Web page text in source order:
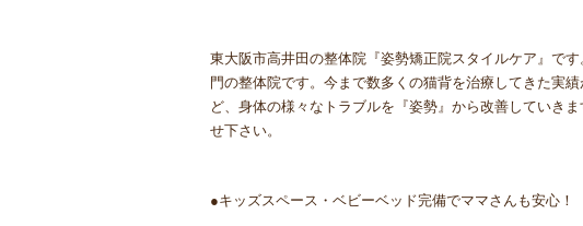
東大阪市高井田の整体院『姿勢矯正院スタイルケア』で
門の整体院です。今まで数多くの猫背を治療してきた実
ど、身体の様々なトラブルを『姿勢』から改善していき
せ下さい。
●キッズスペース・ベビーベッド完備でママさんも安心！